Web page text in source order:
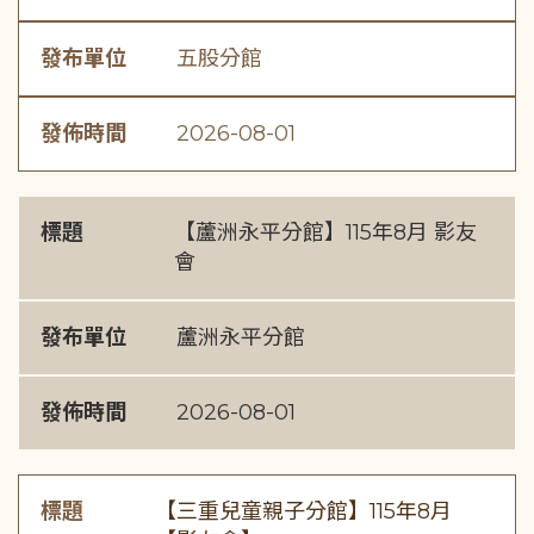
發布單位 五股分館
發佈時間 2026-08-01
標題
【蘆洲永平分館】115年8月 影友
會
發布單位 蘆洲永平分館
發佈時間 2026-08-01
標題
【三重兒童親子分館】115年8月